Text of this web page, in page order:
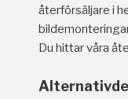
återförsäljare i
Du hittar våra